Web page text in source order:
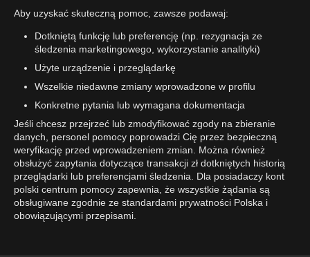
Aby uzyskać skuteczną pomoc, zawsze podawaj:
Dotkniętą funkcję lub preferencję (np. rezygnacja ze
śledzenia marketingowego, wykorzystanie analityki)
Użyte urządzenie i przeglądarkę
Wszelkie niedawne zmiany wprowadzone w profilu
Konkretne pytania lub wymagana dokumentacja
Jeśli chcesz przejrzeć lub zmodyfikować zgody na zbieranie
danych, personel pomocy poprowadzi Cię przez bezpieczną
weryfikację przed wprowadzeniem zmian. Można również
obsłużyć zapytania dotyczące transakcji zł dotkniętych historią
przeglądarki lub preferencjami śledzenia. Dla posiadaczy kont
polski centrum pomocy zapewnia, że wszystkie żądania są
obsługiwane zgodnie ze standardami prywatności Polska i
obowiązującymi przepisami.